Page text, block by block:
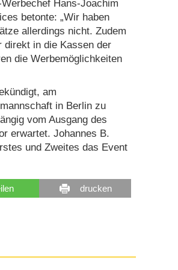
Hans-Joachim
betonte: „Wir haben
allerdings nicht. Zudem
direkt in die Kassen der
die Werbemöglichkeiten
am
in Berlin zu
vom Ausgang des
erwartet. Johannes B.
und Zweites das Event
drucken